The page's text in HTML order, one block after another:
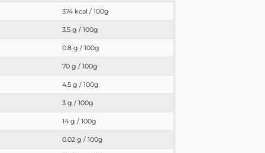
374 kcal / 100g
3.5 g / 100g
0.8 g / 100g
70 g / 100g
4.5 g / 100g
3 g / 100g
14 g / 100g
0.02 g / 100g